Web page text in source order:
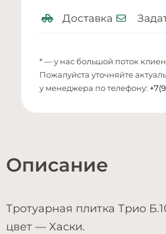
Доставка
* — у нас большой поток
Пожалуйста уточняйте
у менеджера по телефону:
Описание
Тротуарная плитка Трио
цвет — Хаски.